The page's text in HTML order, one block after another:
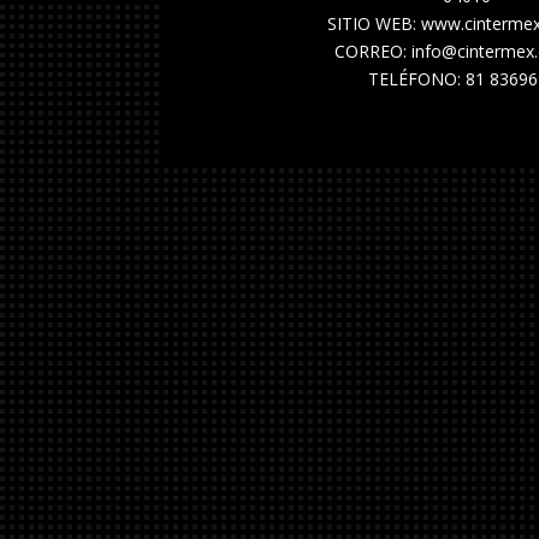
SITIO WEB:
CORREO:
TELÉFONO: 81